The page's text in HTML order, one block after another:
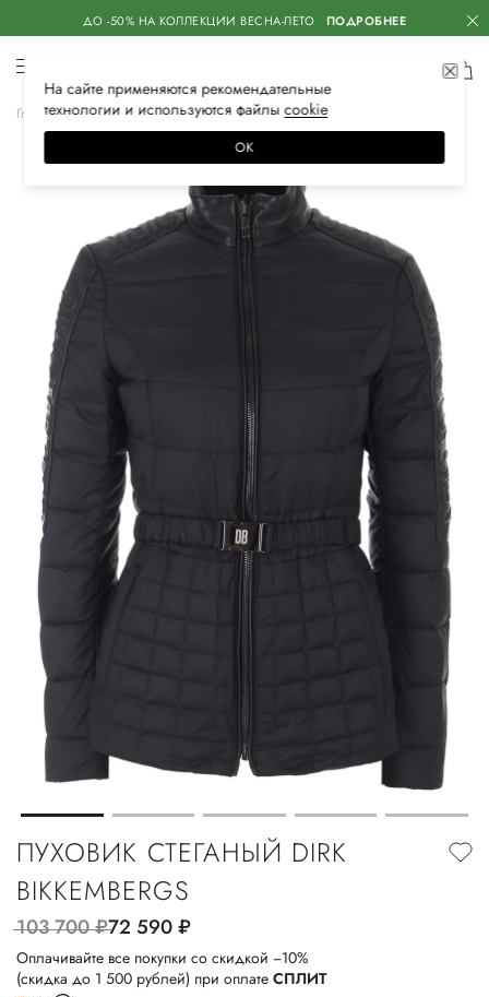
ДО -50% НА КОЛЛЕКЦИИ ВЕСНА-ЛЕТО ПОДРОБНЕЕ
Главная Женская Одежда Верхняя одежда Пуховики
ПУХОВИК СТЕГАНЫЙ DIRK
BIKKEMBERGS
103 700руб.72 590руб.
Оплачивайте все покупки со скидкой −10%
(скидка до 1 500 рублей) при оплате СПЛИТ
На сайте применяются рекомендательные
технологии и используются файлысооkiе
ОК